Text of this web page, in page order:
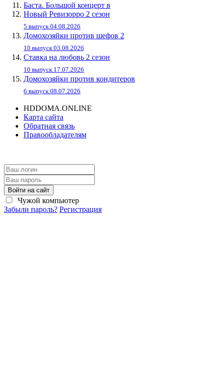
Баста. Большой концерт в
Новый Ревизорро 2 сезон
5 выпуск 04.08.2026
Домохозяйки против шефов 2
10 выпуск 03.08.2026
Ставка на любовь 2 сезон
10 выпуск 17.07.2026
Домохозяйки против кондитеров
6 выпуск 08.07.2026
HDDOMA.ONLINE
Карта сайта
Обратная связь
Правообладателям
Войти на сайт
Чужой компьютер
Забыли пароль? Регистрация